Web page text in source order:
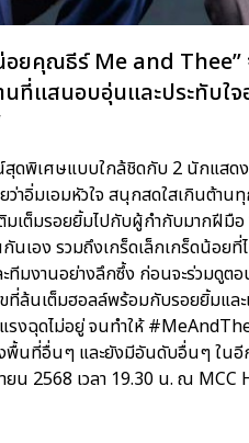
ยคุณธีร์ Me and Thee”
นที่แสนอบอุ่นและประทับ
สุดพิเศษแบบใกล้ชิดกับ 2 นักแส
าอิ่มเอมหัวใจ สนุกสดใสเกินต้า
มเต็มรอยยิ้มไปกับผู้กำกับมากฝีมื
นเอง รวมถึงเกร็ดเล็กเกร็ดน้อย
มงานอย่างลึกซึ้ง ก่อนจะร่วมดู
นเต็มฮอลล์พร้อมกับรอยยิ้มและ
งฉุดไม่อยู่ จนทำให้
งพื้นที่อื่นๆ และยังมีอันดับอื่นๆ ใน
น 2568 เวลา 19.30 น. ณ MCC